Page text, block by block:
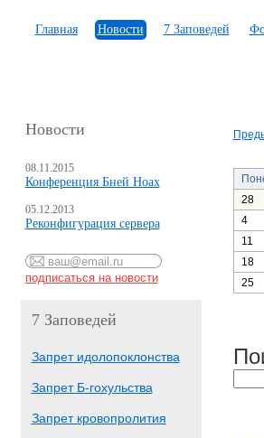
Главная Новости 7 Заповедей
Новости
08.11.2015
Конференция Бней Ноах
05.12.2013
Реконфигурация сервера
7 Заповедей
Запрет идолопоклонства
Запрет Б-гохульства
Запрет кровопролития
28
4
11
18
25